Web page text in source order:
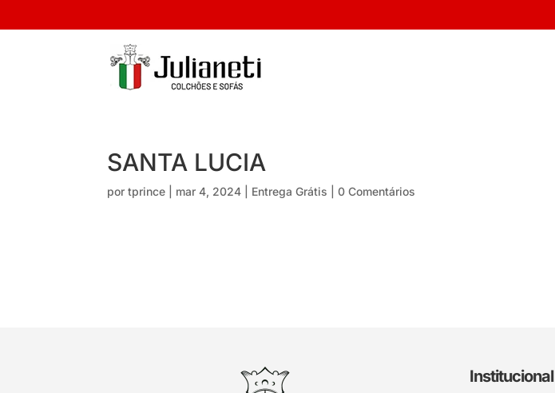
SANTA LUCIA
portprince mar 4, 2024 Entrega Grátis |0 Comentários
Institucional